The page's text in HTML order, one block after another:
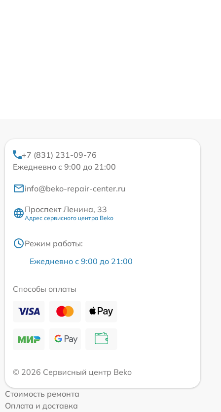
+7 (831) 231-09-76
Ежедневно с 9:00 до 21:00
info@beko-repair-center.ru
Проспект Ленина, 33
Адрес сервисного центра Beko
Режим работы:
Ежедневно с 9:00 до 21:00
Способы оплаты
© 2026 Сервисный центр Beko
Стоимость ремонта
Оплата и доставка